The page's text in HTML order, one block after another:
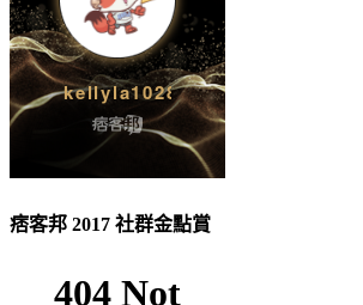
痞客邦 2017 社群金點賞